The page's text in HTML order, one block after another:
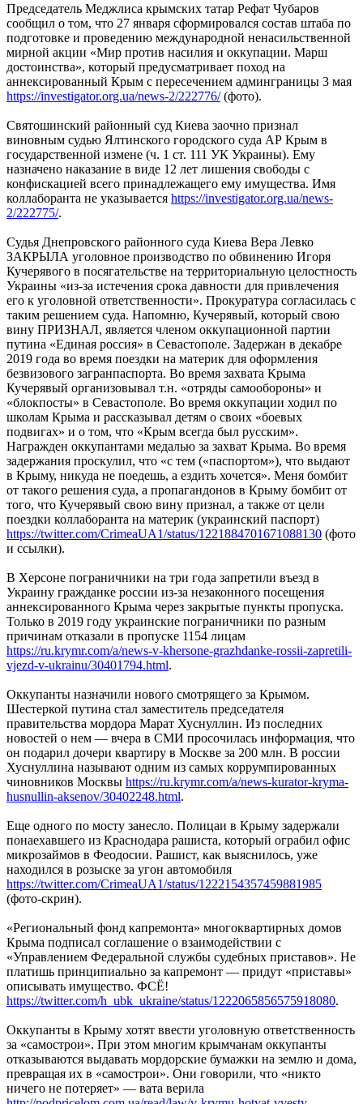
Председатель Меджлиса крымских татар Рефат Чубаров
сообщил о том, что 27 января сформировался состав штаба по
подготовке и проведению международной ненасильственной
мирной акции «Мир против насилия и оккупации. Марш
достоинства», который предусматривает поход на
аннексированный Крым с пересечением админграницы 3 мая
https://investigator.org.ua/news-2/222776/(фото).
Святошинский районный суд Киева заочно признал
виновным судью Ялтинского городского суда АР Крым в
государственной измене (ч. 1 ст. 111 УК Украины). Ему
назначено наказание в виде 12 лет лишения свободы с
конфискацией всего принадлежащего ему имущества. Имя
коллаборанта не указывается https://investigator.org.ua/news-
2/222775/.
Судья Днепровского районного суда Киева Вера Левко
ЗАКРЫЛА уголовное производство по обвинению Игоря
Кучерявого в посягательстве на территориальную целостность
Украины «из-за истечения срока давности для привлечения
его к уголовной ответственности». Прокуратура согласилась с
таким решением суда. Напомню, Кучерявый, который свою
вину ПРИЗНАЛ, является членом оккупационной партии
путина «Единая россия» в Севастополе. Задержан в декабре
2019 года во время поездки на материк для оформления
безвизового загранпаспорта. Во время захвата Крыма
Кучерявый организовывал т.н. «отряды самообороны» и
«блокпосты» в Севастополе. Во время оккупации ходил по
школам Крыма и рассказывал детям о своих «боевых
подвигах» и о том, что «Крым всегда был русским».
Награжден оккупантами медалью за захват Крыма. Во время
задержания проскулил, что «с тем («паспортом»), что выдают
в Крыму, никуда не поедешь, а ездить хочется». Меня бомбит
от такого решения суда, а пропагандонов в Крыму бомбит от
того, что Кучерявый свою вину признал, а также от цели
поездки коллаборанта на материк (украинский паспорт)
https://twitter.com/CrimeaUA1/status/1221884701671088130 (фото
и ссылки).
В Херсоне пограничники на три года запретили въезд в
Украину гражданке россии из-за незаконного посещения
аннексированного Крыма через закрытые пункты пропуска.
Только в 2019 году украинские пограничники по разным
причинам отказали в пропуске 1154 лицам
https://ru.krymr.com/a/news-v-khersone-grazhdanke-rossii-zapretili-
vjezd-v-ukrainu/30401794.html.
Оккупанты назначили нового смотрящего за Крымом.
Шестеркой путина стал заместитель председателя
правительства мордора Марат Хуснуллин. Из последних
новостей о нем — вчера в СМИ просочилась информация, что
он подарил дочери квартиру в Москве за 200 млн. В россии
Хуснуллина называют одним из самых коррумпированных
чиновников Москвы https://ru.krymr.com/a/news-kurator-kryma-
husnullin-aksenov/30402248.html.
Еще одного по мосту занесло. Полицаи в Крыму задержали
понаехавшего из Краснодара рашиста, который ограбил офис
микрозаймов в Феодосии. Рашист, как выяснилось, уже
находился в розыске за угон автомобиля
https://twitter.com/CrimeaUA1/status/1222154357459881985
(фото-скрин).
«Региональный фонд капремонта» многоквартирных домов
Крыма подписал соглашение о взаимодействии с
«Управлением Федеральной службы судебных приставов». Не
платишь принципиально за капремонт — придут «приставы»
описывать имущество. ФСЁ!
https://twitter.com/h_ubk_ukraine/status/1222065856575918080.
Оккупанты в Крыму хотят ввести уголовную ответственность
за «самострои». При этом многим крымчанам оккупанты
отказываются выдавать мордорские бумажки на землю и дома,
превращая их в «самострои». Они говорили, что «никто
ничего не потеряет» — вата верила